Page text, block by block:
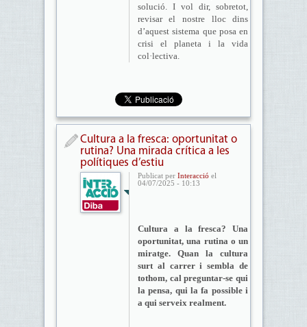
solució. I vol dir, sobretot,
revisar el nostre lloc dins
d’aquest sistema que posa en
crisi el planeta i la vida
col·lectiva.
Cultura a la fresca: oportunitat o
rutina? Una mirada crítica a les
polítiques d’estiu
Publicat per Interacció el
04/07/2025 - 10:13
Cultura a la fresca? Una
oportunitat, una rutina o un
miratge. Quan la cultura
surt al carrer i sembla de
tothom, cal preguntar-se qui
la pensa, qui la fa possible i
a qui serveix realment.